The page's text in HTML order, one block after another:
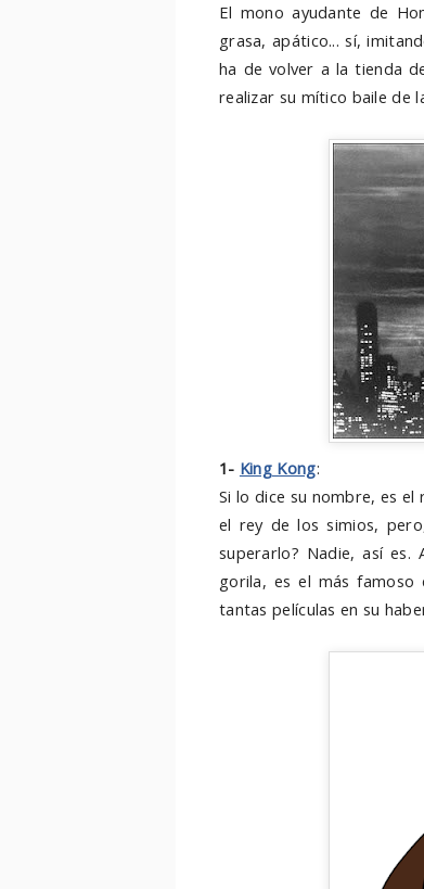
El mono ayudante de
grasa, apático... sí,
ha de volver a la tienda
realizar su mítico baile de
1- King Kong:
Si lo dice su nombre, es
el rey de los simios,
superarlo? Nadie, así
gorila, es el más
tantas películas en su